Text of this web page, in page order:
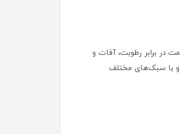
در برابر رطوبت، آفات و
و با سبک‌های مختلف